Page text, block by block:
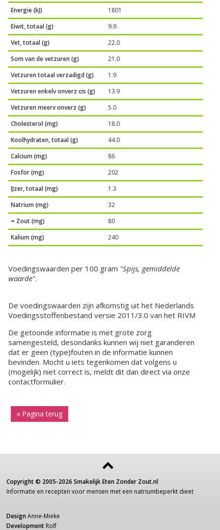
Energie (kJ)
1801
Eiwit, totaal (g)
9.9
Vet, totaal (g)
22.0
Som van de vetzuren (g)
21.0
Vetzuren totaal verzadigd (g)
1.9
Vetzuren enkelv onverz cis (g)
13.9
Vetzuren meerv onverz (g)
5.0
Cholesterol (mg)
18.0
Koolhydraten, totaal (g)
44.0
Calcium (mg)
86
Fosfor (mg)
202
IJzer, totaal (mg)
1.3
Natrium (mg)
32
= Zout (mg)
80
Kalium (mg)
240
Voedingswaarden per 100 gram "Spijs, gemiddelde
waarde".
De voedingswaarden zijn afkomstig uit het Nederlands
Voedingsstoffenbestand versie 2011/3.0 van het RIVM
De getoonde informatie is met grote zorg
samengesteld, desondanks kunnen wij niet garanderen
dat er geen (type)fouten in de informatie kunnen
bevinden. Mocht u iets tegenkomen dat volgens u
(mogelijk) niet correct is, meldt dit dan direct via onze
contactformulier.
« Pagina terug
Copyright © 2005-2026 Smakelijk Eten Zonder Zout.nl
Informatie en recepten voor mensen met een natriumbeperkt dieet
Design Anne-Mieke
Development Rolf